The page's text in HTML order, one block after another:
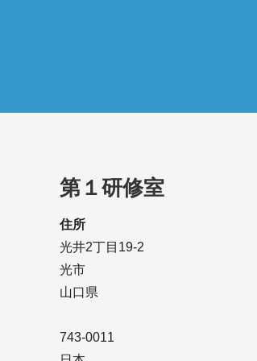
第１研修室
住所
光井2丁目19-2
光市
山口県
743-0011